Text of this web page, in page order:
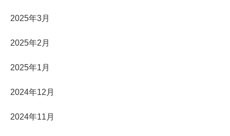
2025年3月
2025年2月
2025年1月
2024年12月
2024年11月